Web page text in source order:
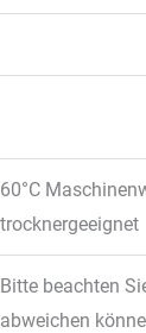
60°C
trocknergeeignet
Bitte beachten
abweichen